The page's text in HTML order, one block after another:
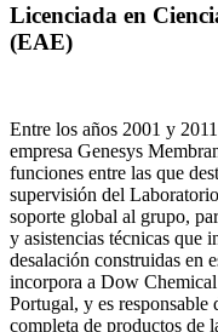
Licenciada en
(EAE)
Entre los años 2001 y
empresa Genesys
funciones entre las que
supervisión del
soporte global al grupo,
y asistencias técnicas que
desalación construidas en
incorpora a Dow
Portugal, y es responsable
completa de productos de